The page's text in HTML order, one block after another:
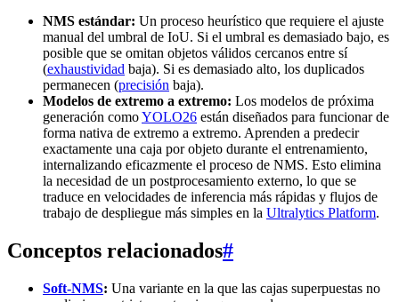
NMS estándar: Un proceso heurístico que requiere el ajuste
manual del umbral de IoU. Si el umbral es demasiado bajo, es
posible que se omitan objetos válidos cercanos entre sí
(exhaustividad baja). Si es demasiado alto, los duplicados
permanecen (precisión baja).
Modelos de extremo a extremo: Los modelos de próxima
generación comoYOLO26 están diseñados para funcionar de
forma nativa de extremo a extremo. Aprenden a predecir
exactamente una caja por objeto durante el entrenamiento,
internalizando eficazmente el proceso de NMS. Esto elimina
la necesidad de un postprocesamiento externo, lo que se
traduce en velocidades de inferencia más rápidas y flujos de
trabajo de despliegue más simples en la Ultralytics Platform.
Conceptos relacionados#
Soft-NMS: Una variante en la que las cajas superpuestas no